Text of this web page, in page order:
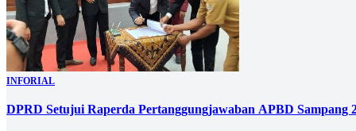
INFORIAL
DPRD Setujui Raperda Pertanggungjawaban APBD Sampang